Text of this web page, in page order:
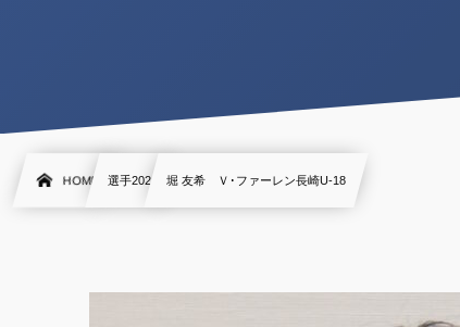
HOME 選手2021 堀 友希 Ｖ･ファーレン長崎U-18